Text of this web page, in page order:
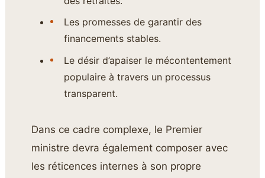
Les promesses de garantir des
financements stables.
Le désir d’apaiser le mécontentement
populaire à travers un processus
transparent.
Dans ce cadre complexe, le Premier
ministre devra également composer avec
les réticences internes à son propre